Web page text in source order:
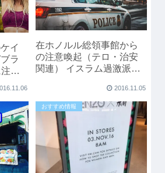
イ
ラ
在ホノルル総領事館から
の注意喚起（テロ・治安
関連） イスラム過激派組
レバントのイスラム国」
指導者の声明発出に伴う
注意喚起
2016.11.05
おすすめ情報